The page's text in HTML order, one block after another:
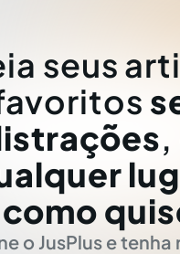
seus
como
o JusPlus e tenha